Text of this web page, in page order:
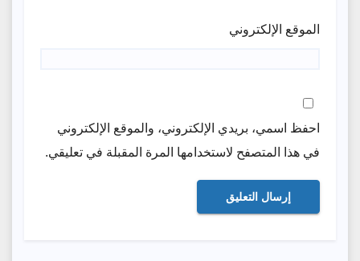
الموقع الإلكتروني
احفظ اسمي، بريدي الإلكتروني، والموقع الإلكتروني
في هذا المتصفح لاستخدامها المرة المقبلة في تعليقي.